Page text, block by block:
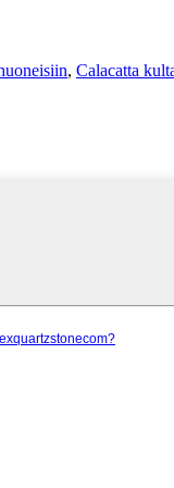
, Calacatta